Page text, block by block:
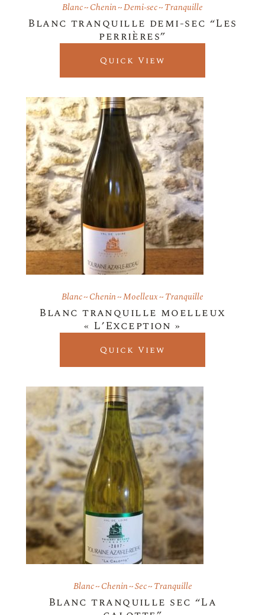
Blanc Chenin Demi-sec Tranquille
Blanc tranquille demi-sec “Les
perrières”
Quick View
Blanc Chenin Moelleux Tranquille
Blanc tranquille moelleux
« L’Exception »
Quick View
Blanc Chenin Sec Tranquille
Blanc tranquille sec “La